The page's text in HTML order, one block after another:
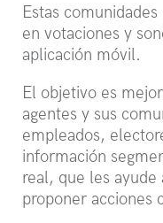
Estas
en votaciones y
aplicación móvil.
El objetivo es
agentes y sus
empleados,
información
real, que les
proponer acciones